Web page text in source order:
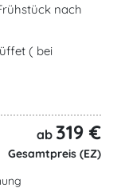
nach
( bei
ab 319 €
Gesamtpreis (EZ)